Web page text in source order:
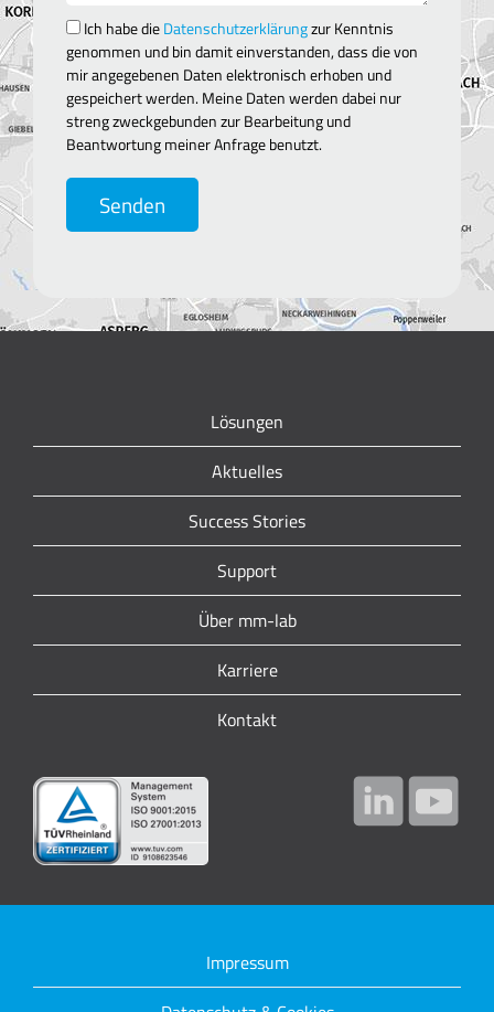
Ich habe dieDatenschutzerklärungzur Kenntnis
genommen und bin damit einverstanden, dass die von
mir angegebenen Daten elektronisch erhoben und
gespeichert werden. Meine Daten werden dabei nur
streng zweckgebunden zur Bearbeitung und
Beantwortung meiner Anfrage benutzt.
Senden
Lösungen
Aktuelles
Success Stories
Support
Über mm-lab
Karriere
Kontakt
Impressum